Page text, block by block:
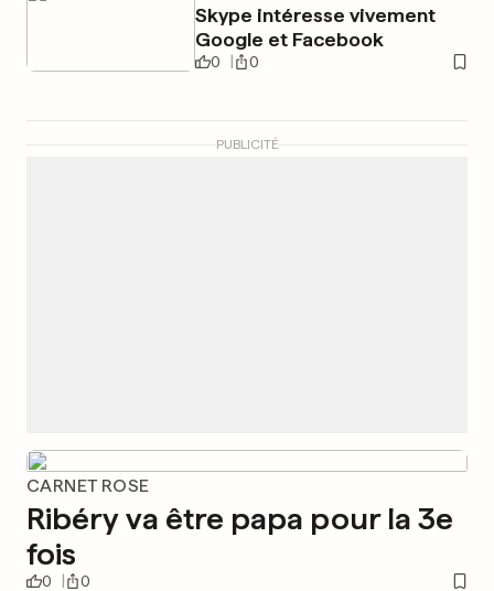
Skype intéresse vivement
Google et Facebook
0 0
PUBLICITÉ
CARNET ROSE
Ribéry va être papa pour la 3e
fois
0 0